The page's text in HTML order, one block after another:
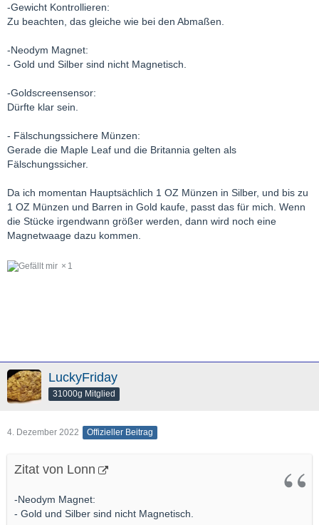
-Gewicht Kontrollieren:
Zu beachten, das gleiche wie bei den Abmaßen.
-Neodym Magnet:
- Gold und Silber sind nicht Magnetisch.
-Goldscreensensor:
Dürfte klar sein.
- Fälschungssichere Münzen:
Gerade die Maple Leaf und die Britannia gelten als
Fälschungssicher.
Da ich momentan Hauptsächlich 1 OZ Münzen in Silber, und bis zu
1 OZ Münzen und Barren in Gold kaufe, passt das für mich. Wenn
die Stücke irgendwann größer werden, dann wird noch eine
Magnetwaage dazu kommen.
1
LuckyFriday
31000g Mitglied
4. Dezember 2022 Offizieller Beitrag
Zitat von Lonn
-Neodym Magnet:
- Gold und Silber sind nicht Magnetisch.